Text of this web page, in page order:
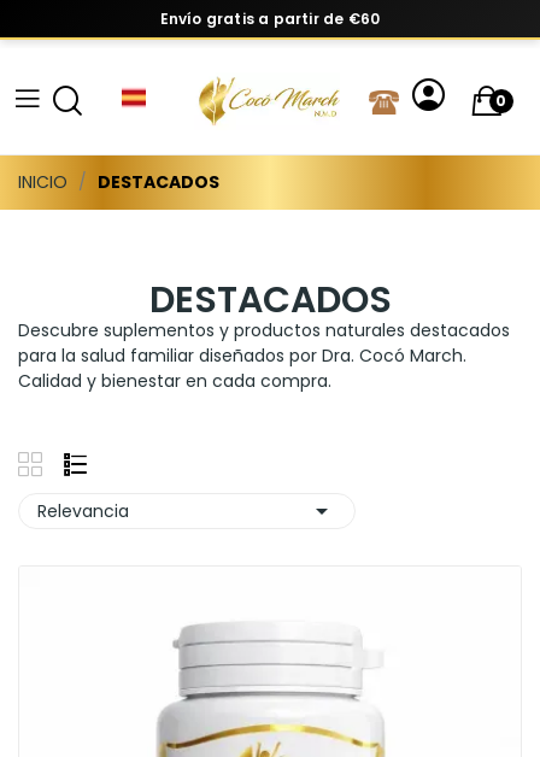
Envío gratis a partir de €60
0
INICIO DESTACADOS
DESTACADOS
Descubre suplementos y productos naturales destacados
para la salud familiar diseñados por Dra. Cocó March.
Calidad y bienestar en cada compra.
Relevancia 